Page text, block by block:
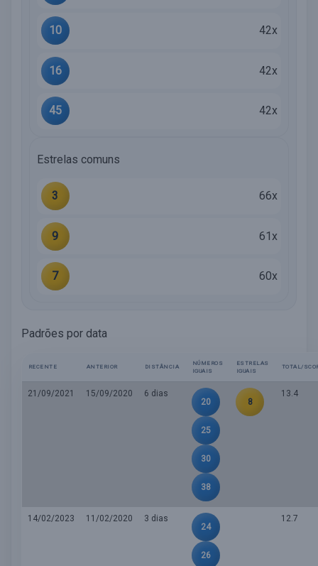
10 42x
16 42x
45 42x
Estrelas comuns
3 66x
9 61x
7 60x
Padrões por data
RECENTE ANTERIOR DISTÂNCIA
NÚMEROS
IGUAIS
ESTRELAS
IGUAIS
TOTAL/
21/09/2021 15/09/2020
6 dias
20
25
30
38
8
13.4
14/02/2023 11/02/2020
3 dias
24
26
12.7